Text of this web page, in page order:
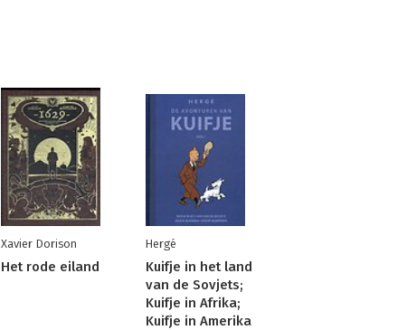
Xavier Dorison
Het rode eiland
Hergé
Kuifje in het land
van de Sovjets;
Kuifje in Afrika;
Kuifje in Amerika